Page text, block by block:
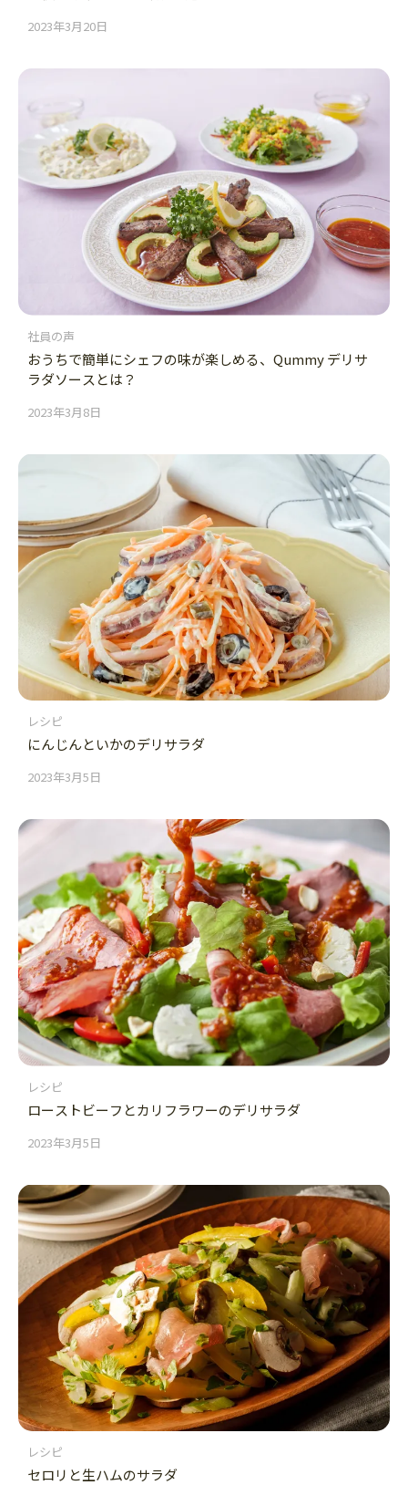
2023年3月20日
社員の声
おうちで簡単にシェフの味が楽しめる、Qummy デリサ
ラダソースとは？
2023年3月8日
レシピ
にんじんといかのデリサラダ
2023年3月5日
レシピ
ローストビーフとカリフラワーのデリサラダ
2023年3月5日
レシピ
セロリと生ハムのサラダ